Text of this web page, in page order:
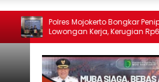
Polres Mojokerto Bongkar Penipuan
Lowongan Kerja, Kerugian Rp630,5 Juta